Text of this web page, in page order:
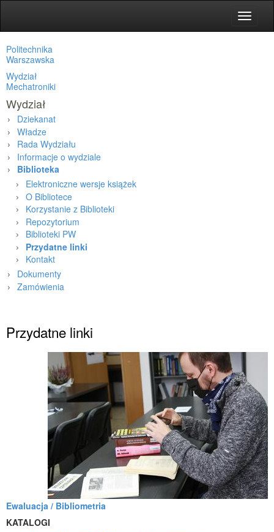
Toggle
Politechnika
Warszawska
Wydział
Mechatroniki
Wydział
Dziekanat
Władze
Rada Wydziału
Informacje o wydziale
Biblioteka
Elektroniczne wersje książek
O Bibliotece
Korzystanie z Biblioteki
Repozytorium
Biblioteki PW
Przydatne linki
Kontakt
Dokumenty
Zamówienia
Przydatne linki
Ewaluacja / Bibliometria
KATALOGI